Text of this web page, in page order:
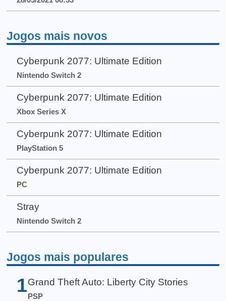
Jogos mais novos
Cyberpunk 2077: Ultimate Edition
Nintendo Switch 2
Cyberpunk 2077: Ultimate Edition
Xbox Series X
Cyberpunk 2077: Ultimate Edition
PlayStation 5
Cyberpunk 2077: Ultimate Edition
PC
Stray
Nintendo Switch 2
Jogos mais populares
1 Grand Theft Auto: Liberty City Stories
PSP